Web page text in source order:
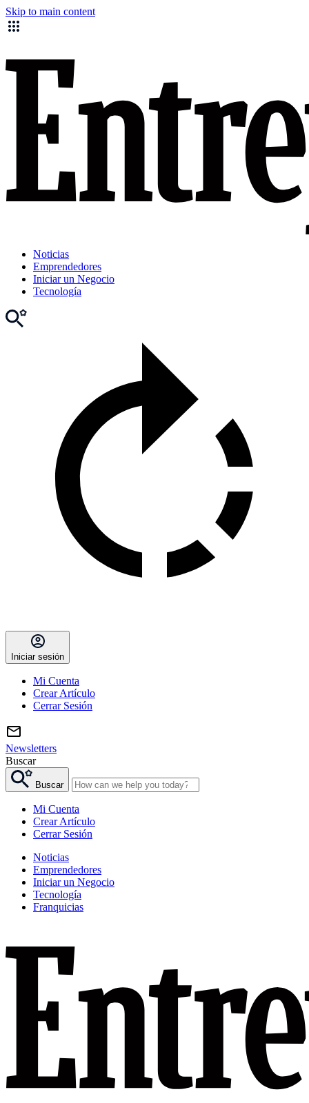
Skip to main content
Noticias
Emprendedores
Iniciar un Negocio
Tecnología
Iniciar sesión
Mi Cuenta
Crear Artículo
Cerrar Sesión
Newsletters
Buscar
Buscar
Mi Cuenta
Crear Artículo
Cerrar Sesión
Noticias
Emprendedores
Iniciar un Negocio
Tecnología
Franquicias